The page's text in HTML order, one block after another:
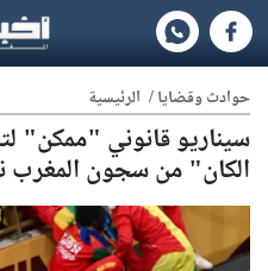
حوادث وقضايا/ الرئيسية
سيناريو قانوني "ممكن"
الكان" من سجون المغرب